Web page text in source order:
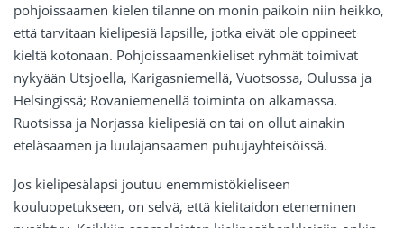
pohjoissaamen kielen tilanne on monin paikoin niin heikko,
että tarvitaan kielipesiä lapsille, jotka eivät ole oppineet
kieltä kotonaan. Pohjoissaamenkieliset ryhmät toimivat
nykyään Utsjoella, Karigasniemellä, Vuotsossa, Oulussa ja
Helsingissä; Rovaniemenellä toiminta on alkamassa.
Ruotsissa ja Norjassa kielipesiä on tai on ollut ainakin
eteläsaamen ja luulajansaamen puhujayhteisöissä.
Jos kielipesälapsi joutuu enemmistökieliseen
kouluopetukseen, on selvä, että kielitaidon eteneminen